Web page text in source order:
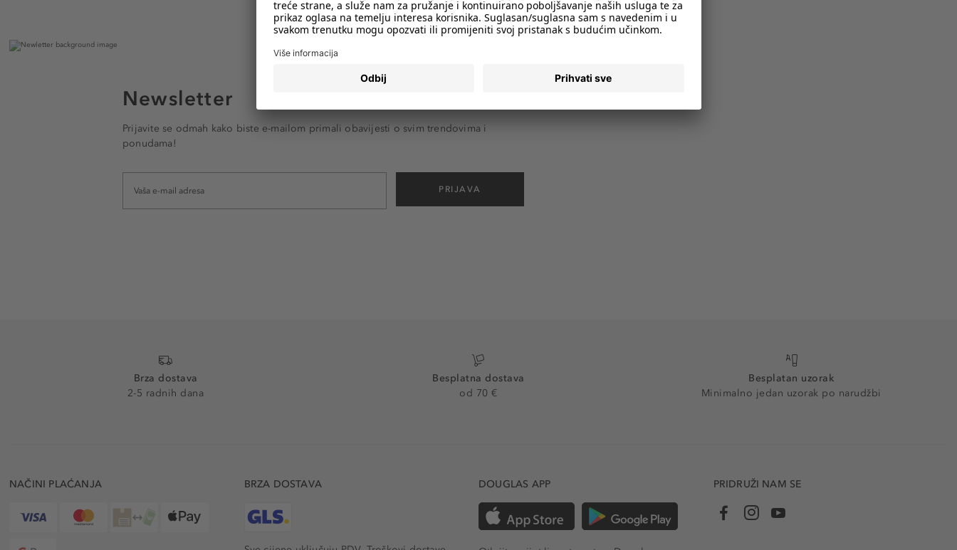
Newsletter
Prijavite se odmah kako biste e-mailom primali obavijesti o svim trendovima i
ponudama!
PRIJAVA
Brza dostava
2-5 radnih dana
Besplatna dostava
od 70 €
Besplatan uzorak
Minimalno jedan uzorak po narudžbi
NAČINI PLAĆANJA BRZA DOSTAVA DOUGLAS APP PRIDRUŽI NAM SE